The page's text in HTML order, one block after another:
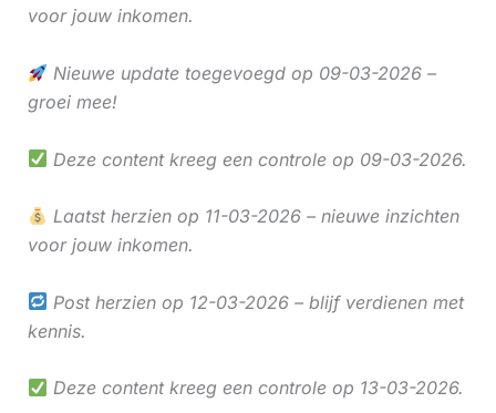
voor jouw inkomen.
Nieuwe update toegevoegd op 09-03-2026 –
groei mee!
Deze content kreeg een controle op 09-03-2026.
Laatst herzien op 11-03-2026 – nieuwe inzichten
voor jouw inkomen.
Post herzien op 12-03-2026 – blijf verdienen met
kennis.
Deze content kreeg een controle op 13-03-2026.